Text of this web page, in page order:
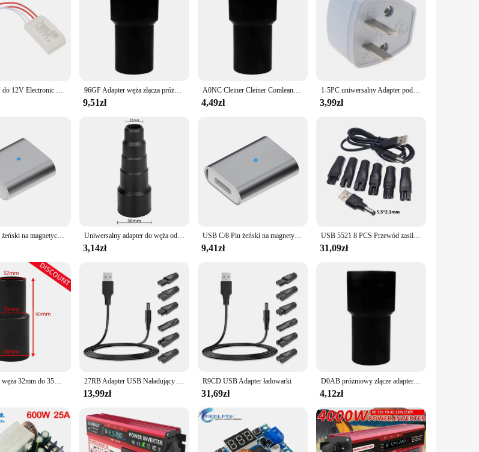
to elevate their body care routine. Crafted from robust ABS plastic, this personal care accessory is designed to
ergonomic design ensures a comfortable grip, allowing for precise control during use. Whether you're a professional
care tasks.
performance. Its durable construction ensures longevity, while the ease of cleaning makes it a hygienic choice for
it an indispensable addition to your personal care arsenal.
pielęgnacji ciała agd-akcesoria is tailored to meet your needs. Its performance and property are designed to cater to
investment. The set is also ideal for wholesale and vendor purposes, making it an excellent choice for those looking to
your clients with a superior body care experience, or enhance your personal routine with a tool that's as reliable as
96GF 220V do 12V Electronic Converter 20-60W dla inteligentnego zasilacza segmentacja/Cont cont. 96GF Adapter węża złącza próżniowego 40 mm Dysza do konwertera konwersji głowy
9,51zł
A0NC Cleiner Cleiner Comleans Wąż Adapter 40 mm Dysza do konwertera konwersji głowy
4,49zł
1-5PC uniwersalny Adapter podróżny UK do usa ścienny zasilanie prądem zmiennym przejściówka do ładowarki konwerter do gniazda gniazdo zasilania wtyczka czarny Adapter złącze
3,99zł
Typ C/8 Pin żeński na magnetyczny 3-pinowy Adapter Adapter USB C konwerter kabel do ładowarki złącze do elektrycznej szczoteczki do zębów Laifen Wave Uniwersalny adapter do węża odkurzacza konwerter 50/42/34/30/23mm akcesoria do zamiatarek szybka wysyłka
3,14zł
USB C/8 Pin żeński na magnetyczny 3Pin ze stopu aluminium USB C Adapter konwerter do elektrycznej szczoteczki do zębów Laifen Wave
9,41zł
USB 5521 8 PCS Przewód zasilający 5V Adapter USB Ładowarka Kabel Konwerter DC Do golarki Philips Maszynka do strzyżenia włosów Trymery Wszystkie rodzaje maszynek do golenia
31,09zł
Do adaptera węża 32mm do 35m konwerter części łączące akcesoria adapter do odkurzacza konwerter adapter węża do czyszczenia kurzu 27RB Adapter USB Naładujący przewód sznurkowy dla gadżetów i gadżetów piękności
13,99zł
R9CD USB Adapter ładowarki
31,69zł
D0AB próżniowy złącze adapter wąż 40 mm Dysza do konwertera konwersji głowy
4,12zł